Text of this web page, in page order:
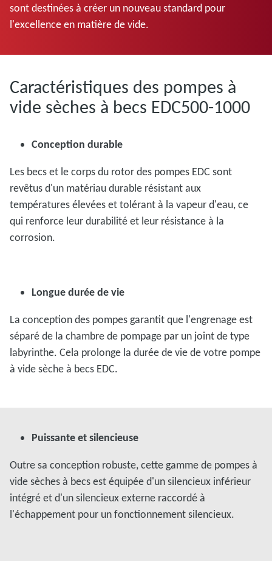
sont destinées à créer un nouveau standard pour
l'excellence en matière de vide.
Caractéristiques des pompes à
vide sèches à becs EDC500-1000
Conception durable
Les becs et le corps du rotor des pompes EDC sont
revêtus d'un matériau durable résistant aux
températures élevées et tolérant à la vapeur d'eau, ce
qui renforce leur durabilité et leur résistance à la
corrosion.
Longue durée de vie
La conception des pompes garantit que l'engrenage est
séparé de la chambre de pompage par un joint de type
labyrinthe. Cela prolonge la durée de vie de votre pompe
à vide sèche à becs EDC.
Puissante et silencieuse
Outre sa conception robuste, cette gamme de pompes à
vide sèches à becs est équipée d'un silencieux inférieur
intégré et d'un silencieux externe raccordé à
l'échappement pour un fonctionnement silencieux.